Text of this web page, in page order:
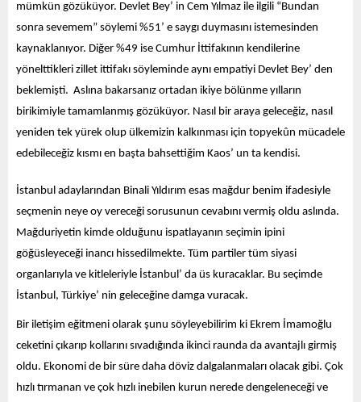
mümkün gözüküyor. Devlet Bey’ in Cem Yılmaz ile ilgili “Bundan
sonra sevemem” söylemi %51’ e saygı duymasını istemesinden
kaynaklanıyor. Diğer %49 ise Cumhur İttifakının kendilerine
yönelttikleri zillet ittifakı söyleminde aynı empatiyi Devlet Bey’ den
beklemişti.  Aslına bakarsanız ortadan ikiye bölünme yılların
birikimiyle tamamlanmış gözüküyor. Nasıl bir araya geleceğiz, nasıl
yeniden tek yürek olup ülkemizin kalkınması için topyekûn mücadele
edebileceğiz kısmı en başta bahsettiğim Kaos’ un ta kendisi.
İstanbul adaylarından Binali Yıldırım esas mağdur benim ifadesiyle
seçmenin neye oy vereceği sorusunun cevabını vermiş oldu aslında.
Mağduriyetin kimde olduğunu ispatlayanın seçimin ipini
göğüsleyeceği inancı hissedilmekte. Tüm partiler tüm siyasi
organlarıyla ve kitleleriyle İstanbul’ da üs kuracaklar. Bu seçimde
İstanbul, Türkiye’ nin geleceğine damga vuracak.
Bir iletişim eğitmeni olarak şunu söyleyebilirim ki Ekrem İmamoğlu
ceketini çıkarıp kollarını sıvadığında ikinci raunda da avantajlı girmiş
oldu. Ekonomi de bir süre daha döviz dalgalanmaları olacak gibi. Çok
hızlı tırmanan ve çok hızlı inebilen kurun nerede dengeleneceği ve